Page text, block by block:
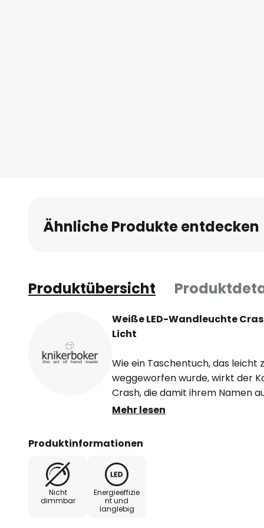
Ähnliche Produkte entdecken
Produktübersicht
Weiße LED-Wandleuchte
Licht
Wie ein Taschentuch, das
weggeworfen wurde, wirkt der
Crash, die damit ihrem Namen
lackierte Stahlkörper wurde in
Falten und Dellen sind es, die
die sich im Ausleger befindet -
somit indirekt Licht in den Raum
gecrashte Oberfläche der
Das Licht wird durch die weiße
Mehr lesen
Produktinformationen
Nicht
dimmbar
Energieeffizie
nt und
langlebig